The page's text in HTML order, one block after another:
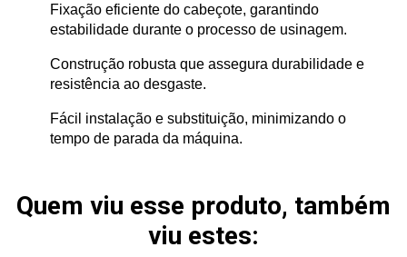
Fixação eficiente do cabeçote, garantindo
estabilidade durante o processo de usinagem.
Construção robusta que assegura durabilidade e
resistência ao desgaste.
Fácil instalação e substituição, minimizando o
tempo de parada da máquina.
Quem viu esse produto, também
viu estes: